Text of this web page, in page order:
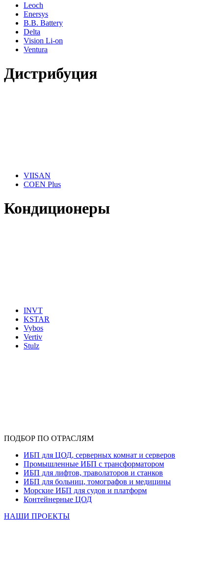
Leoch
Enersys
B.B. Battery
Delta
Vision Li-on
Ventura
Дистрибуция
VIISAN
COEN Plus
Кондиционеры
INVT
KSTAR
Vybos
Vertiv
Stulz
ПОДБОР ПО ОТРАСЛЯМ
ИБП для ЦОД, серверных комнат и серверов
Промышленные ИБП с трансформатором
ИБП для лифтов, траволаторов и станков
ИБП для больниц, томографов и медицины
Морские ИБП для судов и платформ
Контейнерные ЦОД
НАШИ ПРОЕКТЫ